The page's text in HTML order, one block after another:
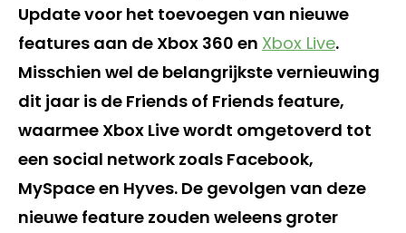
Update voor het toevoegen van nieuwe
features aan de Xbox 360 en Xbox Live.
Misschien wel de belangrijkste vernieuwing
dit jaar is de Friends of Friends feature,
waarmee Xbox Live wordt omgetoverd tot
een social network zoals Facebook,
MySpace en Hyves. De gevolgen van deze
nieuwe feature zouden weleens groter